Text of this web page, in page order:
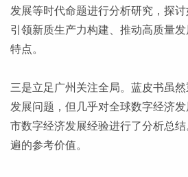
发展等时代命题进行分析研究，探
引领新质生产力构建、推动高质量
特点。
三是立足广州关注全局。蓝皮书虽
发展问题，但几乎对全球数字经济
市数字经济发展经验进行了分析总
遍的参考价值。